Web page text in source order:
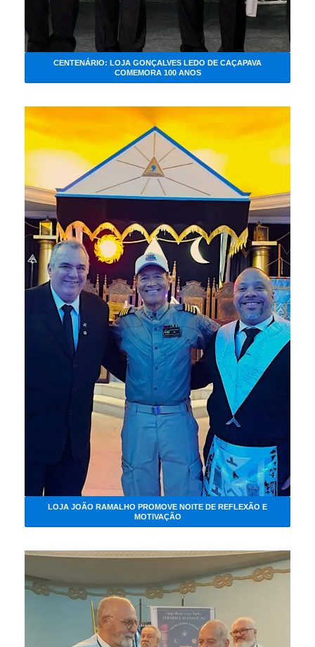
CENTENÁRIO: LOJA GONÇALVES LEDO DE CAÇAPAVA
COMEMORA 100 ANOS
LOJA JOÃO RAMALHO PROMOVE NOITE DE REFLEXÃO E
MOTIVAÇÃO